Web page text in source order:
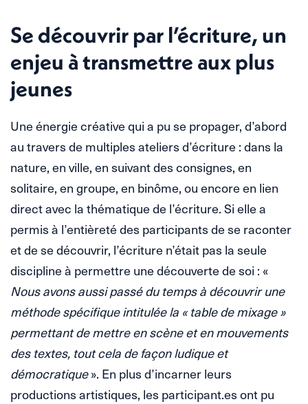
Se découvrir par l’écriture, un
enjeu à transmettre aux plus
jeunes
Une énergie créative qui a pu se propager, d’abord
au travers de multiples ateliers d’écriture : dans la
nature, en ville, en suivant des consignes, en
solitaire, en groupe, en binôme, ou encore en lien
direct avec la thématique de l’écriture. Si elle a
permis à l’entièreté des participants de se raconter
et de se découvrir, l’écriture n’était pas la seule
discipline à permettre une découverte de soi : «
Nous avons aussi passé du temps à découvrir une
méthode spécifique intitulée la « table de mixage »
permettant de mettre en scène et en mouvements
des textes, tout cela de façon ludique et
démocratique». En plus d’incarner leurs
productions artistiques, les participant.es ont pu